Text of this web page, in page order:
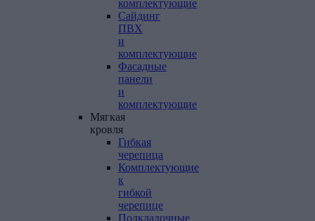
комплектующие
Сайдинг
ПВХ
и
комплектующие
Фасадные
панели
и
комплектующие
Мягкая
кровля
Гибкая
черепица
Комплектующие
к
гибкой
черепице
Подкладочные